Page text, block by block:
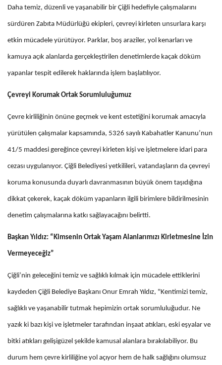
Daha temiz, düzenli ve yaşanabilir bir Çiğli hedefiyle çalışmalarını
sürdüren Zabıta Müdürlüğü ekipleri, çevreyi kirleten unsurlara karşı
etkin mücadele yürütüyor. Parklar, boş araziler, yol kenarları ve
kamuya açık alanlarda gerçekleştirilen denetimlerde kaçak döküm
yapanlar tespit edilerek haklarında işlem başlatılıyor.
Çevreyi Korumak Ortak Sorumluluğumuz
Çevre kirliliğinin önüne geçmek ve kent estetiğini korumak amacıyla
yürütülen çalışmalar kapsamında, 5326 sayılı Kabahatler Kanunu’nun
41/5 maddesi gereğince çevreyi kirleten kişi ve işletmelere idari para
cezası uygulanıyor. Çiğli Belediyesi yetkilileri, vatandaşların da çevreyi
koruma konusunda duyarlı davranmasının büyük önem taşıdığına
dikkat çekerek, kaçak döküm yapanların ilgili birimlere bildirilmesinin
denetim çalışmalarına katkı sağlayacağını belirtti.
Başkan Yıldız: “Kimsenin Ortak Yaşam Alanlarımızı Kirletmesine İzin
Vermeyeceğiz”
Çiğli’nin geleceğini temiz ve sağlıklı kılmak için mücadele ettiklerini
kaydeden Çiğli Belediye Başkanı Onur Emrah Yıldız, "Kentimizi temiz,
sağlıklı ve yaşanabilir tutmak hepimizin ortak sorumluluğudur. Ne
yazık ki bazı kişi ve işletmeler tarafından inşaat atıkları, eski eşyalar ve
bitki atıkları gelişigüzel şekilde kamusal alanlara bırakılabiliyor. Bu
durum hem çevre kirliliğine yol açıyor hem de halk sağlığını olumsuz